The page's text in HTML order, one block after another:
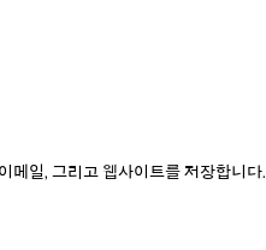
메일, 그리고 웹사이트를 저장합니다.